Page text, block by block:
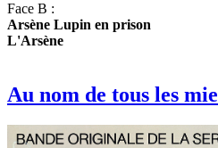
Face B :
Arsène Lupin en prison
L'Arsène
Au nom de tous les